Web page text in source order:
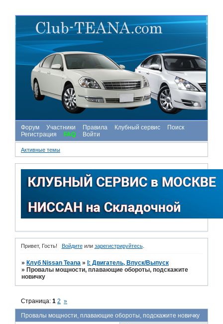
Форум Участники Правила Клубный сервис
Поиск
Регистрация
FAQ Войти
Активные темы
Привет, Гость! Войдитеили зарегистрируйтесь.
» Клуб Nissan Teana » I: Двигатель, Впуск/Выпуск
» Провалы мощности, плавающие обороты, подскажите
новичку
Провалы мощности, плавающие обороты, подскажите новичку
Страница:1 2 »